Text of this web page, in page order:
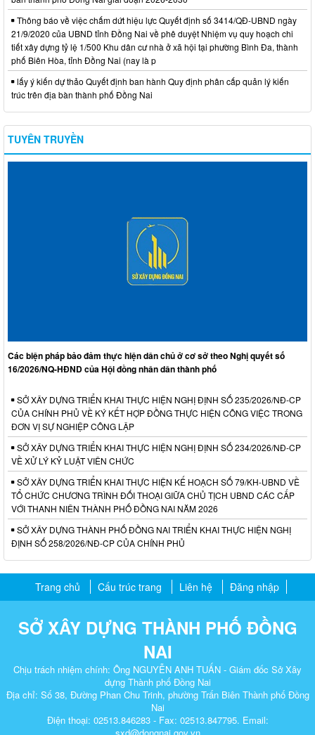
Thông báo về việc chấm dứt hiệu lực Quyết định số 3414/QĐ-UBND ngày
21/9/2020 của UBND tỉnh Đồng Nai về phê duyệt Nhiệm vụ quy hoạch chi
tiết xây dựng tỷ lệ 1/500 Khu dân cư nhà ở xã hội tại phường Bình Đa, thành
phố Biên Hòa, tỉnh Đồng Nai (nay là p
lấy ý kiến dự thảo Quyết định ban hành Quy định phân cấp quản lý kiến
trúc trên địa bàn thành phố Đồng Nai
TUYÊN TRUYỀN
Các biện pháp bảo đảm thực hiện dân chủ ở cơ sở theo Nghị quyết số
16/2026/NQ-HĐND của Hội đồng nhân dân thành phố
SỞ XÂY DỰNG TRIỂN KHAI THỰC HIỆN NGHỊ ĐỊNH SỐ 235/2026/NĐ-CP
CỦA CHÍNH PHỦ VỀ KÝ KẾT HỢP ĐỒNG THỰC HIỆN CÔNG VIỆC TRONG
ĐƠN VỊ SỰ NGHIỆP CÔNG LẬP
SỞ XÂY DỰNG TRIỂN KHAI THỰC HIỆN NGHỊ ĐỊNH SỐ 234/2026/NĐ-CP
VỀ XỬ LÝ KỶ LUẬT VIÊN CHỨC
SỞ XÂY DỰNG TRIỂN KHAI THỰC HIỆN KẾ HOẠCH SỐ 79/KH-UBND VỀ
TỔ CHỨC CHƯƠNG TRÌNH ĐỐI THOẠI GIỮA CHỦ TỊCH UBND CÁC CẤP
VỚI THANH NIÊN THÀNH PHỐ ĐỒNG NAI NĂM 2026
SỞ XÂY DỰNG THÀNH PHỐ ĐỒNG NAI TRIỂN KHAI THỰC HIỆN NGHỊ
ĐỊNH SỐ 258/2026/NĐ-CP CỦA CHÍNH PHỦ
Trang chủ Cấu trúc trang Liên hệ Đăng nhập
SỞ XÂY DỰNG THÀNH PHỐ ĐỒNG
NAI
Chịu trách nhiệm chính: Ông NGUYỄN ANH TUẤN - Giám đốc Sở Xây
dựng Thành phố Đồng Nai
Địa chỉ: Số 38, Đường Phan Chu Trinh, phường Trấn Biên Thành phố Đồng
Nai
Điện thoại: 02513.846283 - Fax: 02513.847795. Email: